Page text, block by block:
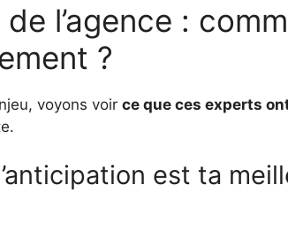
l’agence :
?
voyons voir ce que ces experts
est ta